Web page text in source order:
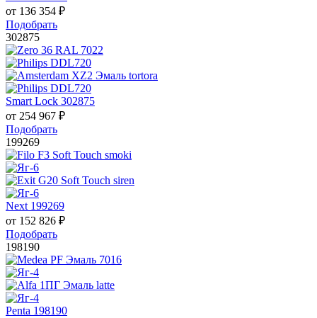
от 136 354 ₽
Подобрать
302875
Smart Lock 302875
от 254 967 ₽
Подобрать
199269
Next 199269
от 152 826 ₽
Подобрать
198190
Penta 198190